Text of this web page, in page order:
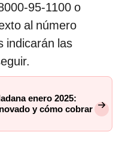
95-1100 o
al número
indicarán las
enero 2025:
y cómo cobrar